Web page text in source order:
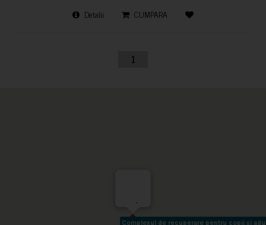
Detalii CUMPARA
1
Complexul de recuperare pentru copii și
Complexul de recuperare pentru copii și
-